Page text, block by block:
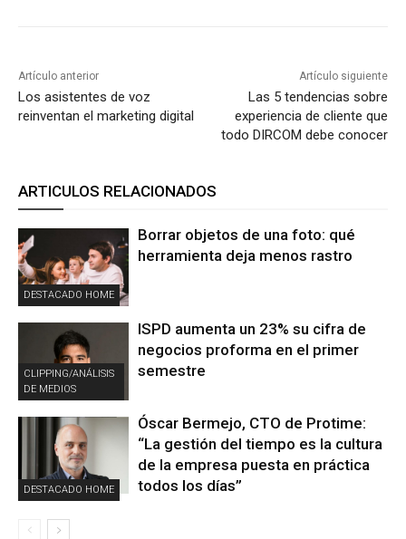
Artículo anterior
Los asistentes de voz
reinventan el marketing digital
Artículo siguiente
Las 5 tendencias sobre
experiencia de cliente que
todo DIRCOM debe conocer
ARTICULOS RELACIONADOS
DESTACADO HOME
Borrar objetos de una foto: qué
herramienta deja menos rastro
CLIPPING/ANÁLISIS
DE MEDIOS
ISPD aumenta un 23% su cifra de
negocios proforma en el primer
semestre
DESTACADO HOME
Óscar Bermejo, CTO de Protime:
“La gestión del tiempo es la cultura
de la empresa puesta en práctica
todos los días”